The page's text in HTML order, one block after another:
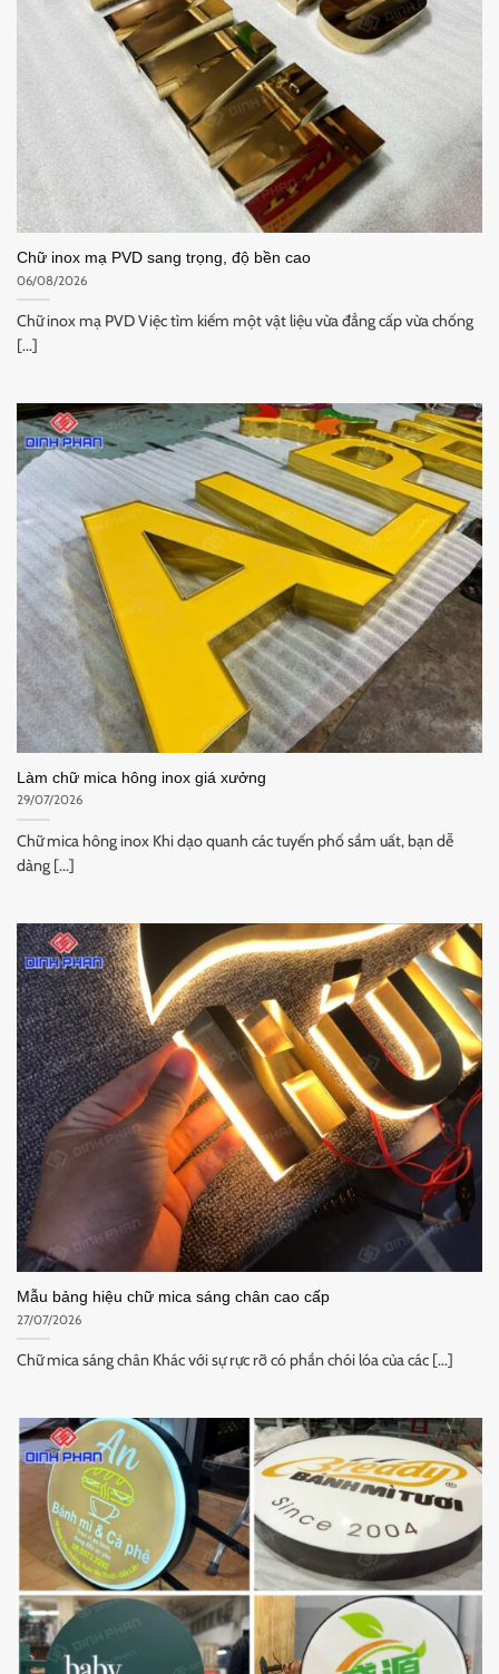
Chữ inox mạ PVD sang trọng, độ bền cao
06/08/2026
Chữ inox mạ PVD Việc tìm kiếm một vật liệu vừa đẳng cấp vừa chống
[...]
Làm chữ mica hông inox giá xưởng
29/07/2026
Chữ mica hông inox Khi dạo quanh các tuyến phố sầm uất, bạn dễ
dàng [...]
Mẫu bảng hiệu chữ mica sáng chân cao cấp
27/07/2026
Chữ mica sáng chân Khác với sự rực rỡ có phần chói lóa của các [...]